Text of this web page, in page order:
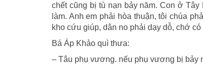
chết cũng bị tù nạn bảy năm. Con ở
làm. Anh em phải hòa thuận, tôi chúa
kho cứu giúp, dân no phải dạy dỗ, chớ
Bá Áp Khảo quì thưa:
– Tâu phụ vương. nếu phụ vương bị bảy